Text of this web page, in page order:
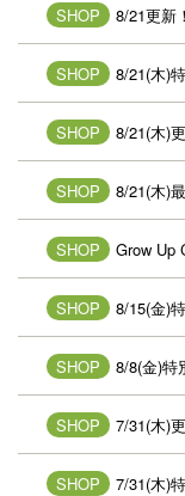
SHOP 8/21更新
SHOP 8/21(木)
SHOP 8/21(木)
SHOP 8/21(木)
SHOP Grow Up
SHOP 8/15(金)
SHOP 8/8(金)特
SHOP
SHOP 7/31(木)